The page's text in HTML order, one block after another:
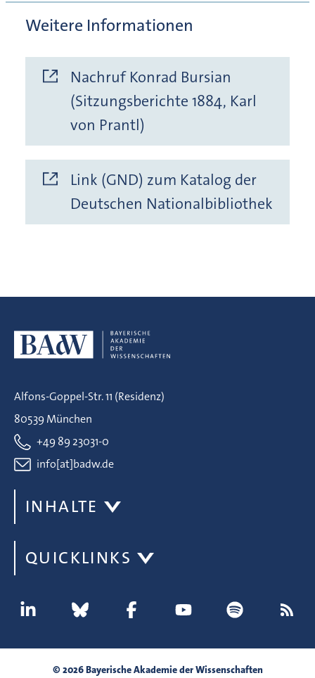
Weitere Informationen
Nachruf Konrad Bursian
(Sitzungsberichte 1884, Karl
von Prantl)
Link (GND) zum Katalog der
Deutschen Nationalbibliothek
Alfons-Goppel-Str. 11 (Residenz)
80539 München
+49 89 23031-0
info[at]badw.de
INHALTE
QUICKLINKS
© 2026 Bayerische Akademie der Wissenschaften